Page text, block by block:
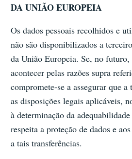
DA UNIÃO EUROPEIA
Os dados pessoais recolhidos e
não são disponibilizados a
da União Europeia. Se, no futuro,
acontecer pelas razões supra
compromete-se a assegurar que
as disposições legais aplicáveis,
à determinação da
respeita a proteção de dados e
a tais transferências.